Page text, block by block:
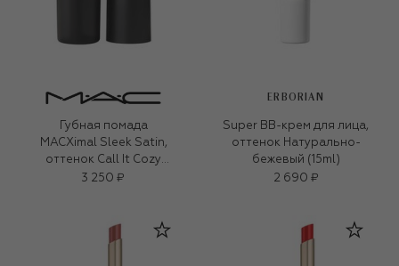
Губная помада
MACXimal Sleek Satin,
оттенок Call It Cozy
(3,5g)
3 250 ₽
ERBORIAN
Super BB-крем для лица,
оттенок Натурально-
бежевый (15ml)
2 690 ₽